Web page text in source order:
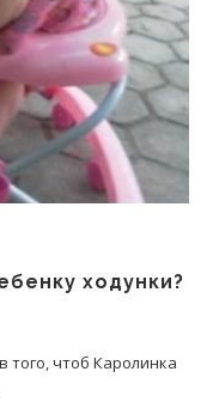
ходунки?
того, чтоб Каролинка